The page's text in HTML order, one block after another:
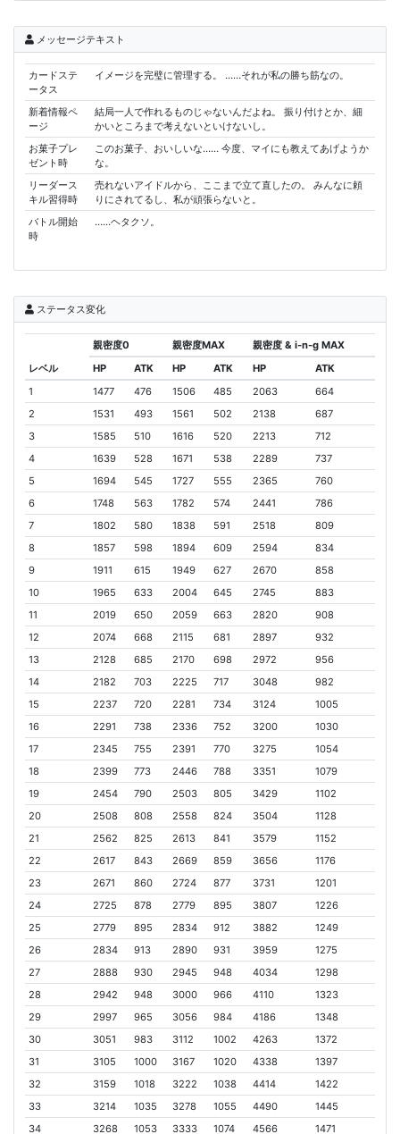
メッセージテキスト
カードステ
ータス
イメージを完璧に管理する。 ……それが私の勝ち筋なの。
新着情報ペ
ージ
結局一人で作れるものじゃないんだよね。 振り付けとか、細
かいところまで考えないといけないし。
お菓子プレ
ゼント時
このお菓子、おいしいな…… 今度、マイにも教えてあげようか
な。
リーダース
キル習得時
売れないアイドルから、ここまで立て直したの。 みんなに頼
りにされてるし、私が頑張らないと。
バトル開始
時
……ヘタクソ。
ステータス変化
レベル
親密度0 親密度MAX
親密度 & i-n-g MAX
HP
ATK HP ATK HP
ATK
1
1477 476 1506 485 2063
664
2
1531 493 1561 502 2138
687
3
1585 510 1616 520 2213
712
4
1639 528 1671 538 2289
737
5
1694 545 1727 555 2365
760
6
1748 563 1782 574 2441
786
7
1802 580 1838 591 2518
809
8
1857 598 1894 609 2594
834
9
1911 615 1949 627 2670
858
10
1965 633 2004 645 2745
883
11
2019 650 2059 663 2820
908
12
2074 668 2115 681 2897
932
13
2128 685 2170 698 2972
956
14
2182 703 2225 717 3048
982
15
2237 720 2281 734 3124
1005
16
2291 738 2336 752 3200
1030
17
2345 755 2391 770 3275
1054
18
2399 773 2446 788 3351
1079
19
2454 790 2503 805 3429
1102
20
2508 808 2558 824 3504
1128
21
2562 825 2613 841 3579
1152
22
2617 843 2669 859 3656
1176
23
2671 860 2724 877 3731
1201
24
2725 878 2779 895 3807
1226
25
2779 895 2834 912 3882
1249
26
2834 913 2890 931 3959
1275
27
2888 930 2945 948 4034
1298
28
2942 948 3000 966 4110
1323
29
2997 965 3056 984 4186
1348
30
3051 983 3112 1002 4263
1372
31
3105 1000 3167 1020 4338
1397
32
3159 1018 3222 1038 4414
1422
33
3214 1035 3278 1055 4490
1445
34
3268 1053 3333 1074 4566
1471